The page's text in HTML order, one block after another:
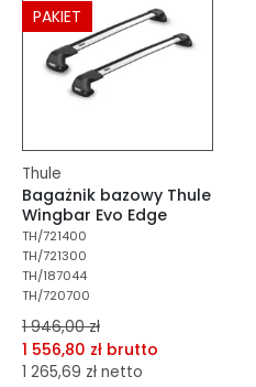
PAKIET
Thule
Bagażnik bazowy Thule
Wingbar Evo Edge
TH/721400
TH/721300
TH/187044
TH/720700
1 946,00 zł
1 556,80 zł brutto
1 265,69 zł netto